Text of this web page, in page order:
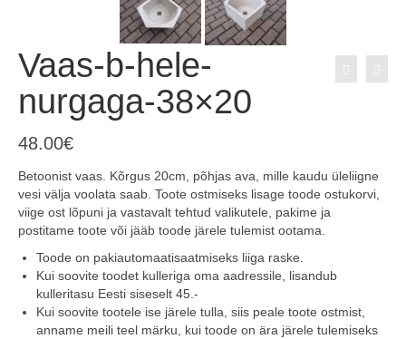
Vaas-b-hele-
nurgaga-38×20
48.00€
Betoonist vaas. Kõrgus 20cm, põhjas ava, mille kaudu üleliigne
vesi välja voolata saab. Toote ostmiseks lisage toode ostukorvi,
viige ost lõpuni ja vastavalt tehtud valikutele, pakime ja
postitame toote või jääb toode järele tulemist ootama.
Toode on pakiautomaatisaatmiseks liiga raske.
Kui soovite toodet kulleriga oma aadressile, lisandub
kulleritasu Eesti siseselt 45.-
Kui soovite tootele ise järele tulla, siis peale toote ostmist,
anname meili teel märku, kui toode on ära järele tulemiseks